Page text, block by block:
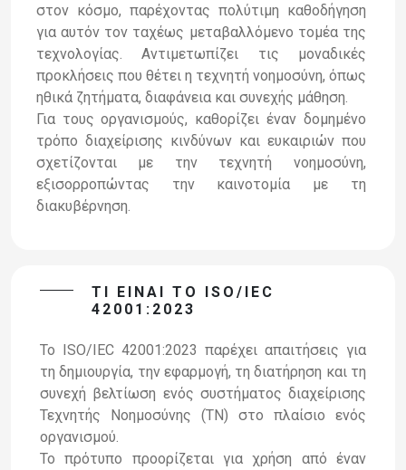
στον κόσμο, παρέχοντας πολύτιμη καθοδήγηση
για αυτόν τον ταχέως μεταβαλλόμενο τομέα της
τεχνολογίας. Αντιμετωπίζει τις μοναδικές
προκλήσεις που θέτει η τεχνητή νοημοσύνη, όπως
ηθικά ζητήματα, διαφάνεια και συνεχής μάθηση.
Για τους οργανισμούς, καθορίζει έναν δομημένο
τρόπο διαχείρισης κινδύνων και ευκαιριών που
σχετίζονται με την τεχνητή νοημοσύνη,
εξισορροπώντας την καινοτομία με τη
διακυβέρνηση.
ΤΙ ΕΙΝΑΙ ΤΟ ISO/IEC
42001:2023
Το ISO/IEC 42001:2023 παρέχει απαιτήσεις για
τη δημιουργία, την εφαρμογή, τη διατήρηση και τη
συνεχή βελτίωση ενός συστήματος διαχείρισης
Τεχνητής Νοημοσύνης (TN) στο πλαίσιο ενός
οργανισμού.
Το πρότυπο προορίζεται για χρήση από έναν